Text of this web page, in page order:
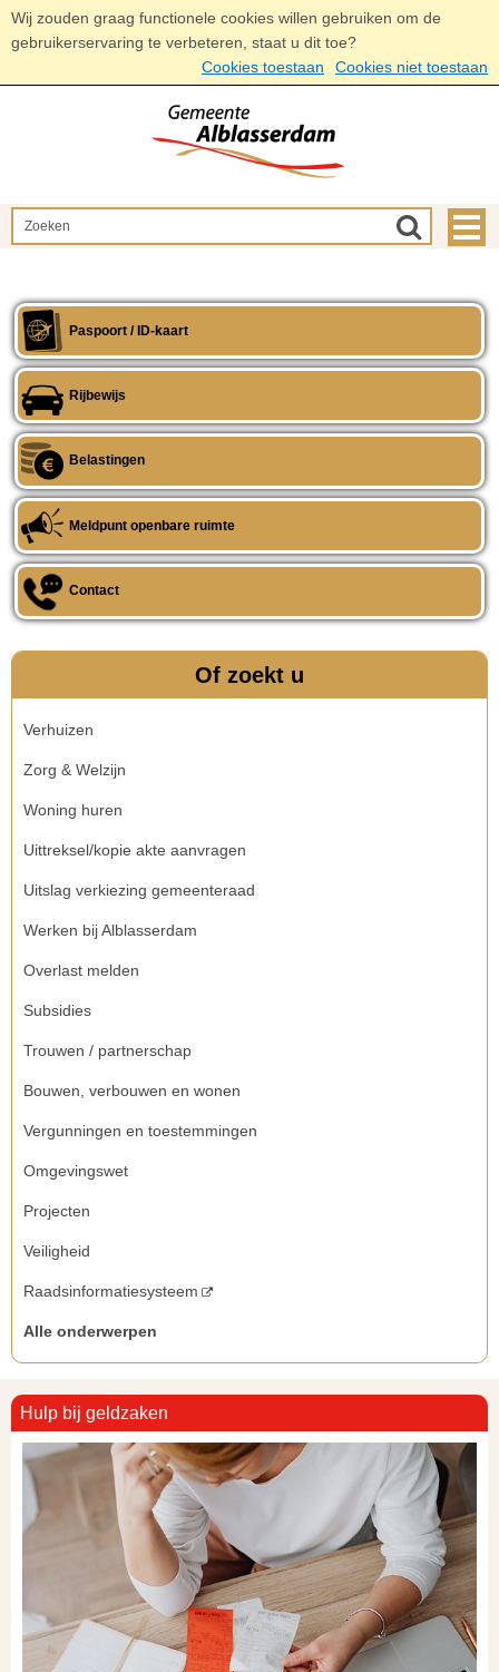
Wij zouden graag functionele cookies willen gebruiken om de
gebruikerservaring te verbeteren, staat u dit toe?
Cookies toestaan
Cookies niet toestaan
Paspoort / ID-kaart
Rijbewijs
Belastingen
Meldpunt openbare ruimte
Contact
Of zoekt u
Verhuizen
Zorg & Welzijn
Woning huren
Uittreksel/kopie akte aanvragen
Uitslag verkiezing gemeenteraad
Werken bij Alblasserdam
Overlast melden
Subsidies
Trouwen / partnerschap
Bouwen, verbouwen en wonen
Vergunningen en toestemmingen
Omgevingswet
Projecten
Veiligheid
Raadsinformatiesysteem
Alle onderwerpen
Hulp bij geldzaken